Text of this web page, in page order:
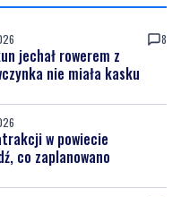
8
jechał rowerem z
nie miała kasku
w powiecie
co zaplanowano